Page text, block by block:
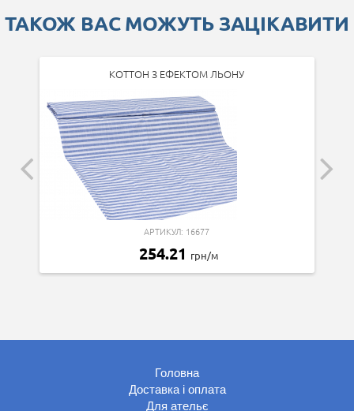
ТАКОЖ ВАС МОЖУТЬ ЗАЦІКАВИТИ
КОТТОН З ЕФЕКТОМ ЛЬОНУ
АРТИКУЛ: 16677
254.21 грн/м
Головна
Доставка і оплата
Для ательє